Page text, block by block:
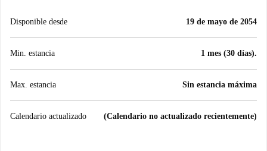
Disponible desde 19 de mayo de 2054
Min. estancia 1 mes (30 días).
Max. estancia Sin estancia máxima
Calendario actualizado (Calendario no actualizado recientemente)